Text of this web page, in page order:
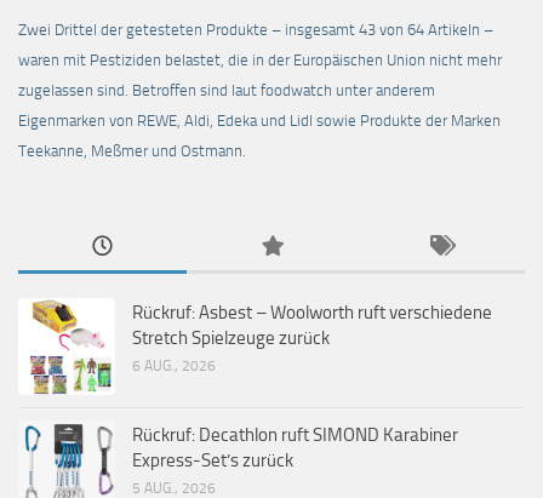
Zwei Drittel der getesteten Produkte – insgesamt 43 von 64 Artikeln –
waren mit Pestiziden belastet, die in der Europäischen Union nicht mehr
zugelassen sind. Betroffen sind laut foodwatch unter anderem
Eigenmarken von REWE, Aldi, Edeka und Lidl sowie Produkte der Marken
Teekanne, Meßmer und Ostmann.
Rückruf: Asbest – Woolworth ruft verschiedene
Stretch Spielzeuge zurück
6 AUG., 2026
Rückruf: Decathlon ruft SIMOND Karabiner
Express-Set’s zurück
5 AUG., 2026